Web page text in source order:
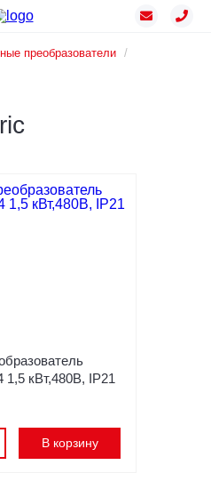
преобразователи /
1,5 кВт,480В, IP21
В корзину